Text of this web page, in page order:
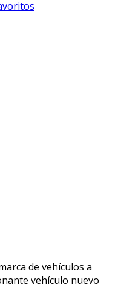
de vehículos a
vehículo nuevo